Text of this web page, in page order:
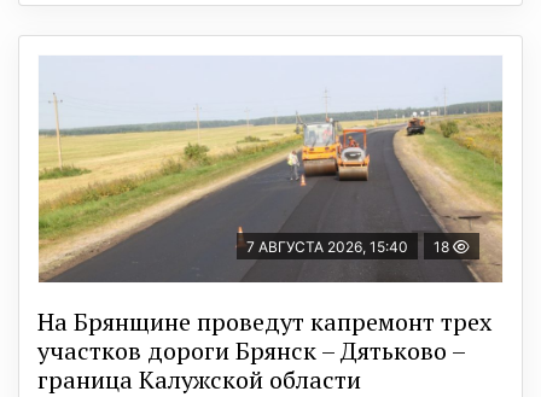
7 АВГУСТА 2026, 15:40 18
На Брянщине проведут капремонт трех
участков дороги Брянск – Дятьково –
граница Калужской области